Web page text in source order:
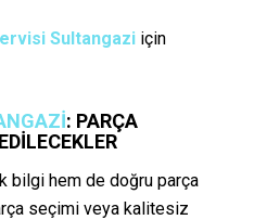
Sultangaziiçin
: PARÇA
bilgi hem de doğru parça
seçimi veya kalitesiz